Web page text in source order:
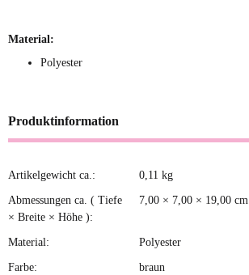
Material:
Polyester
Produktinformation
Produkteigenschaft
Wert
Artikelgewicht ca.: 0,11 kg
Abmessungen ca. ( Tiefe
× Breite × Höhe ):
7,00 × 7,00 × 19,00 cm
Material: Polyester
Farbe: braun